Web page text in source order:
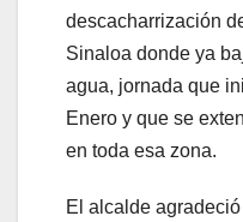
descacharrización
Sinaloa donde ya
agua, jornada que
Enero y que se
en toda esa zona.
El alcalde